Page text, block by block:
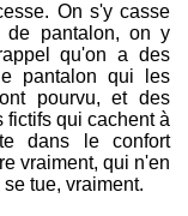
On s'y casse
de pantalon, on y
qu'on a des
pantalon qui les
pourvu, et des
fictifs qui cachent à
dans le confort
vraiment, qui n'en
tue, vraiment.